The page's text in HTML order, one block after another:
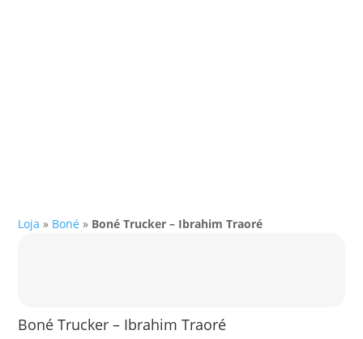
Loja » Boné » Boné Trucker – Ibrahim Traoré
Boné Trucker – Ibrahim Traoré